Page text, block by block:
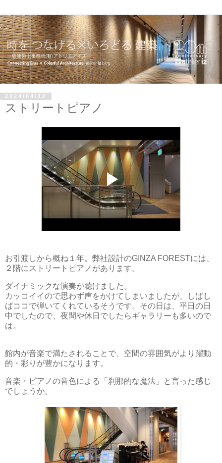
2024/04/12
ストリートピアノ
お引渡しから概ね１年。弊社設計のGINZA FORESTには、
２階にストリートピアノがあります。
ダイナミックな演奏が聴けました。
カッコイイので思わず声をかけてしまいましたが、しばし
ばココで弾いてくれているそうです。その日は、平日の日
中でしたので、夜間や休日でしたらギャラリーも多いので
は。
館内が音楽で満たされることで、空間の雰囲気がより躍動
的・彩りが豊かになります。
音楽・ピアノの音色による「刹那的な魔法」と言った感じ
でしょうか。